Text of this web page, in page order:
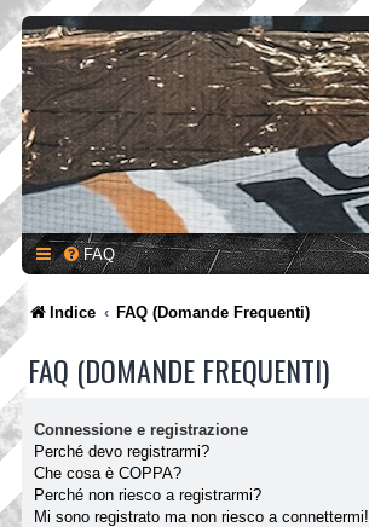
FAQ
Indice FAQ (Domande Frequenti)
FAQ (DOMANDE FREQUENTI)
Connessione e registrazione
Perché devo registrarmi?
Che cosa è COPPA?
Perché non riesco a registrarmi?
Mi sono registrato ma non riesco a connettermi!